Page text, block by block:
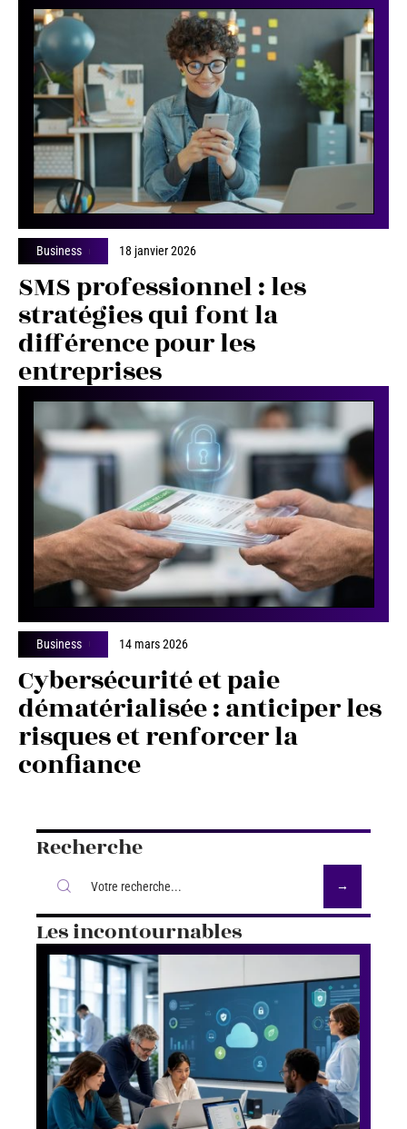
Business 18 janvier 2026
SMS professionnel : les
stratégies qui font la
différence pour les
entreprises
Business 14 mars 2026
Cybersécurité et paie
dématérialisée : anticiper les
risques et renforcer la
confiance
Recherche
Les incontournables